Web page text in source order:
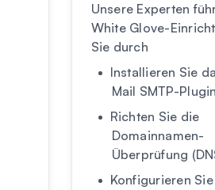
Unsere Experten
White Glove-
Sie durch
Installieren Sie
Mail SMTP-Plugin
Richten Sie die
Domainnamen-
Überprüfung
Konfigurieren